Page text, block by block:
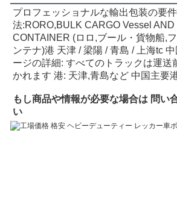
プロフェッショナルな輸出包装の要件
法:RORO,BULK CARGO Vessel
CONTAINER (ロロ,ブール・貨物船,
ンテナ)港 天津 / 梁陽 / 青島 / 上海tc
ージの詳細: すべてのトラックは運送
かれます 港: 天津,青島など 中国主要
もし商品や情報が必要な場合は 問い
い